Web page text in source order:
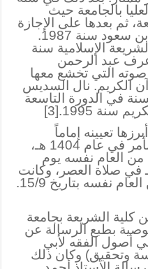
بالجامعة حيث
ثم بعدها على الإجازة
من الجامعة الإسلامية محمد بن سعود سنة 1987.
الإسلامية سنة
عرف عبد الرحمن
التي تخشع معها
الكريم. نال السديس
في الدورة التاسعة
1995.[3]
تعيينه إماماً
وخطيباً في المسجد الحرام بأمر في عام 1404 هـ،
العام نفسه يوم
الموافق 22/8/1404 هـ في صلاة العصر، وكانت
أول خطبة له في رمضان من العام نفسه بتاريخ 15/9.
الشريعة بجامعة
بطبع الرسالة عن
أصول الفقه لأبي
وتحقيق) وكان ذلك